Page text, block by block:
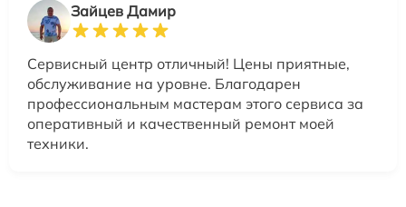
Зайцев Дамир
Сервисный центр отличный! Цены приятные,
обслуживание на уровне. Благодарен
профессиональным мастерам этого сервиса за
оперативный и качественный ремонт моей
техники.